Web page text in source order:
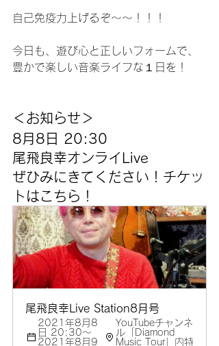
自己免疫力上げるぞ〜〜！！！
今日も、遊び心と正しいフォームで、
豊かで楽しい音楽ライフな１日を！
＜お知らせ＞
8月8日 20:30
尾飛良幸オンライLive
ぜひみにきてください！チケッ
トはこちら！
尾飛良幸Live Station8月号
2021年8月8
日 20:30～
2021年8月9
YouTubeチャンネ
ル「Diamond
Music Tour」内特